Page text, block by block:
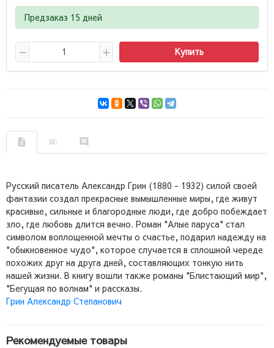
Предзаказ 15 дней
Купить
Русский писатель Александр Грин (1880 - 1932) силой своей
фантазии создал прекрасные вымышленные миры, где живут
красивые, сильные и благородные люди, где добро побеждает
зло, где любовь длится вечно. Роман "Алые паруса" стал
символом воплощенной мечты о счастье, подарил надежду на
"обыкновенное чудо", которое случается в сплошной череде
похожих друг на друга дней, составляющих тонкую нить
нашей жизни. В книгу вошли также романы "Блистающий мир",
"Бегущая по волнам" и рассказы.
Грин Александр Степанович
Рекомендуемые товары